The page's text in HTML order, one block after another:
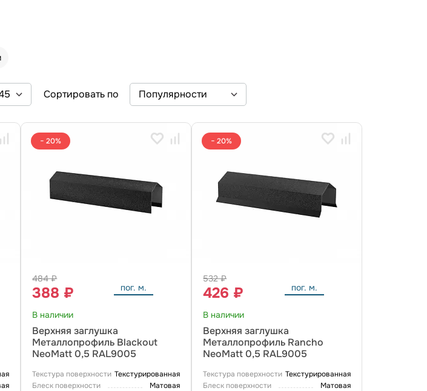
Сортировать по
− 20%
484 ₽
388 ₽ пог. м.
В наличии
Верхняя заглушка
Металлопрофиль Blackout
NeoMatt 0,5 RAL9005
Текстура поверхности Текстурированная
Блеск поверхности
Матовая
− 20%
532 ₽
426 ₽ пог. м.
В наличии
Верхняя заглушка
Металлопрофиль Rancho
NeoMatt 0,5 RAL9005
Текстура поверхности Текстурированная
Блеск поверхности
Матовая